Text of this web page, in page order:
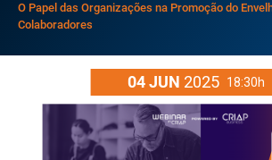
O Papel das Organizações na Promoção do
Colaboradores
04JUN 2025 18:30h